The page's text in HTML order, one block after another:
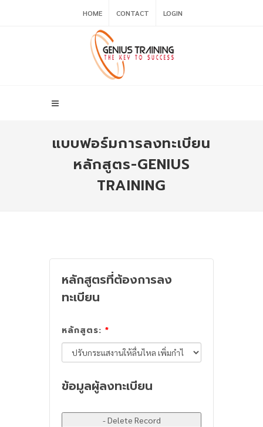
HOME CONTACT LOGIN
แบบฟอร์มการลงทะเบียน
หลักสูตร-GENIUS
TRAINING
หลักสูตรที่ต้องการลง
ทะเบียน
หลักสูตร: *
ข้อมูลผู้ลงทะเบียน